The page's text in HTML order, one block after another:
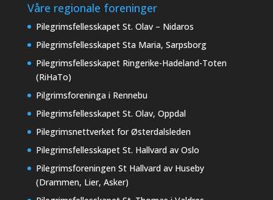
Våre regionale foreninger
Pilegrimsfellesskapet St. Olav – Nidaros
Pilegrimsfellesskapet Sta Maria, Sarpsborg
Pilegrimsfellesskapet Ringerike-Hadeland-Toten
(RiHaTo)
Pilgrimsforeninga i Rennebu
Pilegrimsfellesskapet St. Olav, Oppdal
Pilegrimsnettverket for Østerdalsleden
Pilegrimsfellesskapet St. Hallvard av Oslo
Pilegrimsforeningen St Hallvard av Huseby
(Drammen, Lier, Asker)